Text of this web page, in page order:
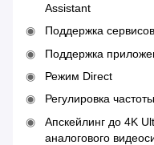
Assistant
Поддержка
Поддержка
Режим Direct
Регулировка
Апскейлинг до 4K
аналогового